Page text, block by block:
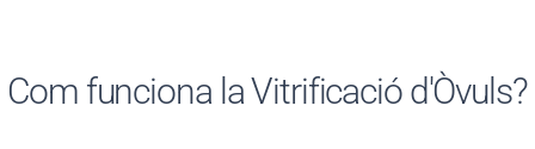
Com funciona la Vitrificació d'Òvuls?